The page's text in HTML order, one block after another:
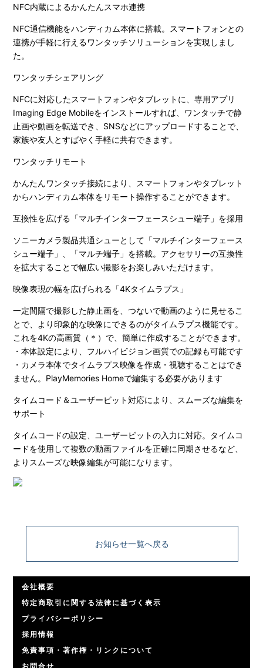
NFC内蔵によるかんたんスマホ連携
NFC通信機能をハンディカム本体に搭載。スマートフォンとの
連携が手軽に行えるワンタッチソリューションを実現しまし
た。
ワンタッチシェアリング
NFCに対応したスマートフォンやタブレットに、専用アプリ
Imaging Edge Mobileをインストールすれば、ワンタッチで静
止画や動画を転送でき、SNSなどにアップロードすることで、
家族や友人とすばやく手軽に共有できます。
ワンタッチリモート
かんたんワンタッチ接続により、スマートフォンやタブレット
からハンディカム本体をリモート操作することができます。
互換性を広げる「マルチインターフェースシュー端子」を採用
ソニーカメラ製品共通シューとして「マルチインターフェース
シュー端子」、「マルチ端子」を搭載。アクセサリーの互換性
を拡大することで幅広い撮影をお楽しみいただけます。
映像表現の幅を広げられる「4Kタイムラプス」
一定間隔で撮影した静止画を、つないで動画のように見せるこ
とで、より印象的な映像にできるのがタイムラプス機能です。
これを4Kの高画質（＊）で、簡単に作成することができます。
・本体設定により、フルハイビジョン画質での記録も可能です
・カメラ本体でタイムラプス映像を作成・視聴することはでき
ません。PlayMemories Homeで編集する必要があります
タイムコード＆ユーザービット対応により、スムーズな編集を
サポート
タイムコードの設定、ユーザービットの入力に対応。タイムコ
ードを使用して複数の動画ファイルを正確に同期させるなど、
よりスムーズな映像編集が可能になります。
お知らせ一覧へ戻る
会社概要
特定商取引に関する法律に基づく表示
プライバシーポリシー
採用情報
免責事項・著作権・リンクについて
お問合せ